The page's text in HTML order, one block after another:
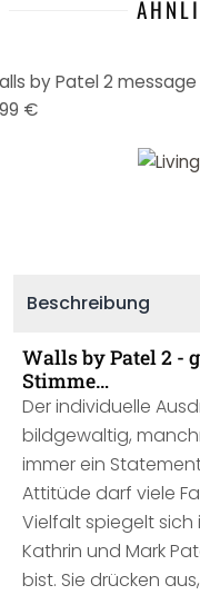
by Patel 2 message
€
Beschreibung
Walls by Patel 2 -
Stimme…
Der individuelle
bildgewaltig,
immer ein
Attitüde darf viele
Vielfalt spiegelt sich
Kathrin und Mark
bist. Sie drücken